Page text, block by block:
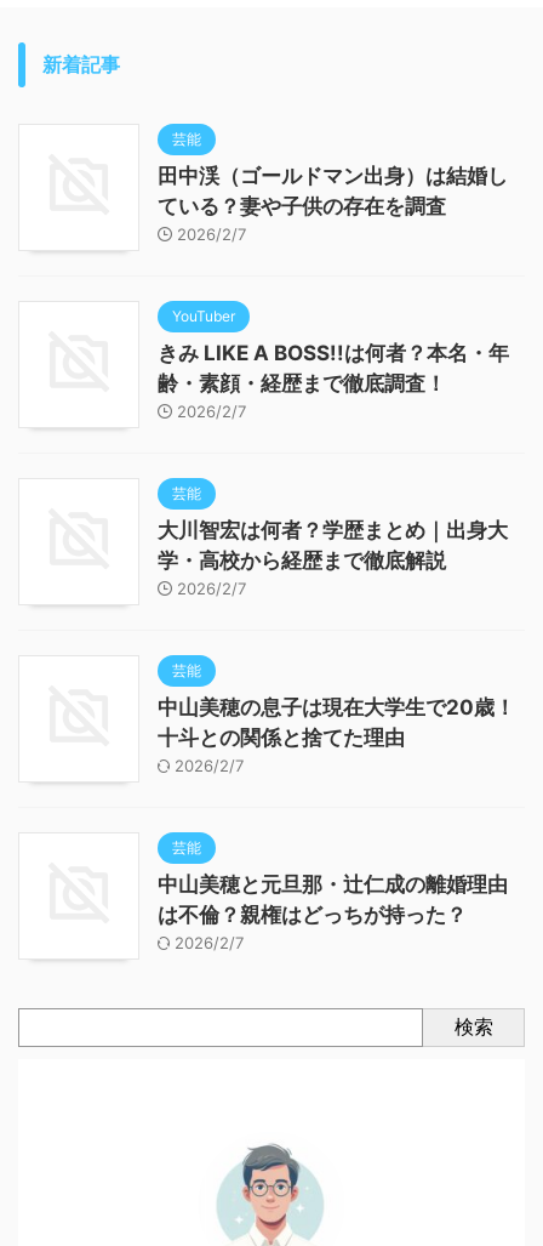
新着記事
芸能
田中渓（ゴールドマン出身）は結婚し
ている？妻や子供の存在を調査
2026/2/7
YouTuber
きみ LIKE A BOSS!!は何者？本名・年
齢・素顔・経歴まで徹底調査！
2026/2/7
芸能
大川智宏は何者？学歴まとめ｜出身大
学・高校から経歴まで徹底解説
2026/2/7
芸能
中山美穂の息子は現在大学生で20歳！
十斗との関係と捨てた理由
2026/2/7
芸能
中山美穂と元旦那・辻仁成の離婚理由
は不倫？親権はどっちが持った？
2026/2/7
検索